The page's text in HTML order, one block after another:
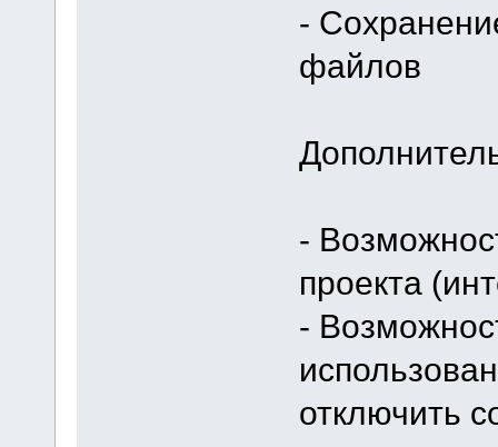
-
файлов
-
проекта
-
отключить